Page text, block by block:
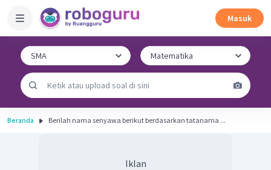
Masuk
Beranda Berilah nama senyawa berikut berdasarkan tatanama ...
Iklan